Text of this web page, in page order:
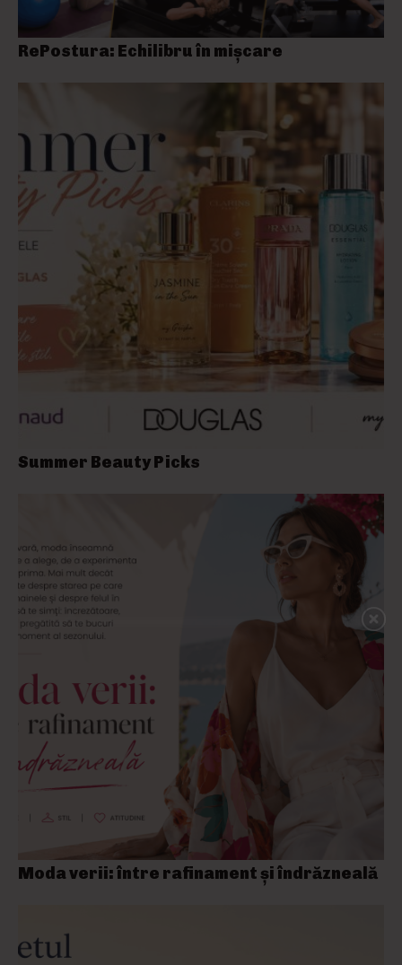
RePostura: Echilibru în mișcare
Summer Beauty Picks
Moda verii: între rafinament și îndrăzneală